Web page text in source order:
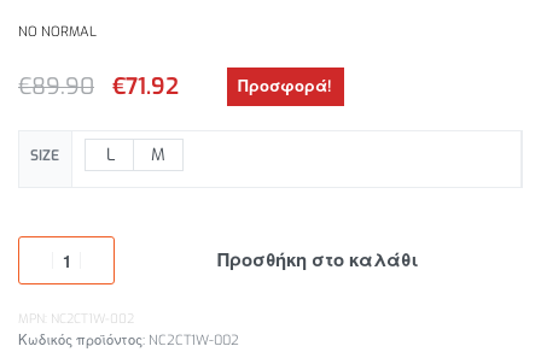
NO NORMAL
€89.90 €71.92 Προσφορά!
SIZE L M
Προσθήκη στο καλάθι
MPN: NC2CT1W-002
NC2CT1W-002